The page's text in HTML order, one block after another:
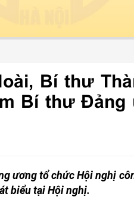
Bí thư
Bí thư Đảng
ương tổ chức Hội nghị
biểu tại Hội nghị.